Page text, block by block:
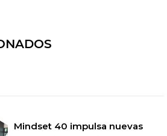
Mindset 40 impulsa nuevas